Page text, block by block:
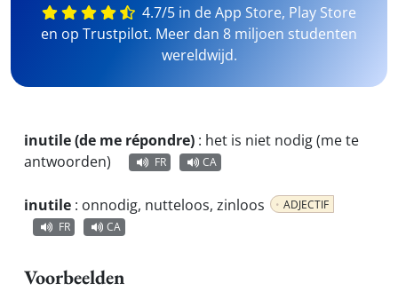
4.7/5 in de App Store, Play Store
en op Trustpilot. Meer dan 8 miljoen studenten
wereldwijd.
inutile (de me répondre) : het is niet nodig (me te
antwoorden)
FR CA
inutile : onnodig, nutteloos, zinloos
ADJECTIF
FR
CA
Voorbeelden